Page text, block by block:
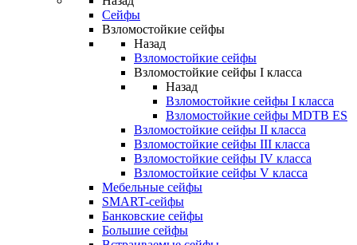
Сейфы
Взломостойкие сейфы
Назад
Взломостойкие сейфы
Взломостойкие сейфы I класса
Назад
Взломостойкие сейфы I класса
Взломостойкие сейфы MDTB ES
Взломостойкие сейфы II класса
Взломостойкие сейфы III класса
Взломостойкие сейфы IV класса
Взломостойкие сейфы V класса
Мебельные сейфы
SMART-сейфы
Банковские сейфы
Большие сейфы